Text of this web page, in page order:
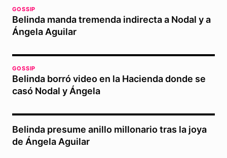
GOSSIP
Belinda manda tremenda indirecta a Nodal y a
Ángela Aguilar
GOSSIP
Belinda borró video en la Hacienda donde se
casó Nodal y Ángela
Belinda presume anillo millonario tras la joya
de Ángela Aguilar